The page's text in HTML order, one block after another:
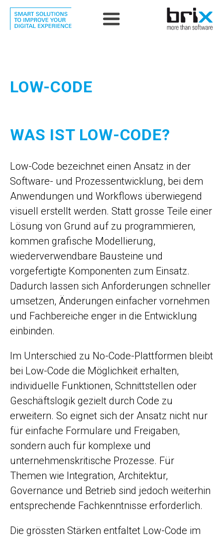
LOW-CODE
WAS IST LOW-CODE?
Low-Code bezeichnet einen Ansatz in der
Software- und Prozessentwicklung, bei dem
Anwendungen und Workflows überwiegend
visuell erstellt werden. Statt grosse Teile einer
Lösung von Grund auf zu programmieren,
kommen grafische Modellierung,
wiederverwendbare Bausteine und
vorgefertigte Komponenten zum Einsatz.
Dadurch lassen sich Anforderungen schneller
umsetzen, Änderungen einfacher vornehmen
und Fachbereiche enger in die Entwicklung
einbinden.
Im Unterschied zu No-Code-Plattformen bleibt
bei Low-Code die Möglichkeit erhalten,
individuelle Funktionen, Schnittstellen oder
Geschäftslogik gezielt durch Code zu
erweitern. So eignet sich der Ansatz nicht nur
für einfache Formulare und Freigaben,
sondern auch für komplexe und
unternehmenskritische Prozesse. Für
Themen wie Integration, Architektur,
Governance und Betrieb sind jedoch weiterhin
entsprechende Fachkenntnisse erforderlich.
Die grössten Stärken entfaltet Low-Code im